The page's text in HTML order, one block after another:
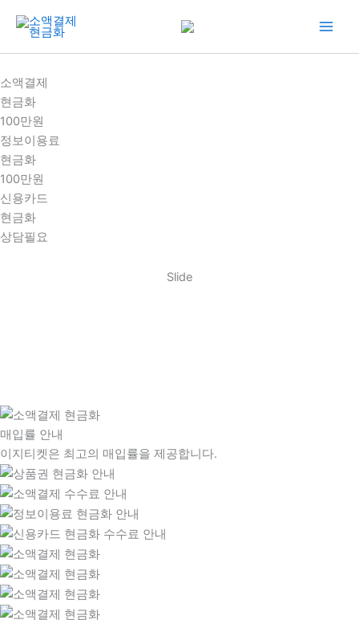
건
너
뛰
기
소액결제
현금화
100만원
정보이용료
현금화
100만원
신용카드
현금화
상담필요
Slide
매입률 안내
이지티켓은 최고의 매입률을 제공합니다.